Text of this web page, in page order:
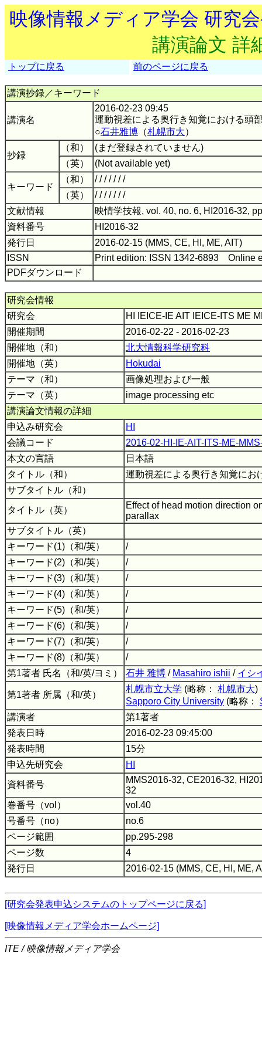
映像情報メディア学会 研究
講演論文 詳
トップに戻る 前のページに戻る
講演抄録／キーワード
講演名
2016-02-23 09:45
運動視差による奥行き知覚における頭
○石井雅博 （札幌市大）
抄録
（和）
(まだ登録されていません)
（英）
(Not available yet)
キーワード
（和）
/ / / / / / /
（英）
/ / / / / / /
文献情報
映情学技報, vol. 40, no. 6, HI2016-32,
資料番号
HI2016-32
発行日
2016-02-15 (MMS, CE, HI, ME, AIT)
ISSN
Print edition: ISSN 1342-6893 Online
PDFダウンロード
研究会情報
研究会
HI IEICE-IE AIT IEICE-ITS ME
開催期間
2016-02-22 - 2016-02-23
開催地（和）
北大情報科学研究科
開催地（英）
Hokudai
テーマ（和）
画像処理および一般
テーマ（英）
image processing etc
講演論文情報の詳細
申込み研究会
HI
会議コード
2016-02-HI-IE-AIT-ITS-ME-
本文の言語
日本語
タイトル（和）
運動視差による奥行き知覚に
サブタイトル（和）
タイトル（英）
Effect of head motion direction
parallax
サブタイトル（英）
キーワード(1)（和/英）
/
キーワード(2)（和/英）
/
キーワード(3)（和/英）
/
キーワード(4)（和/英）
/
キーワード(5)（和/英）
/
キーワード(6)（和/英）
/
キーワード(7)（和/英）
/
キーワード(8)（和/英）
/
第1著者 氏名（和/英/ヨミ）
石井 雅博 / Masahiro ishii / イシ
第1著者 所属（和/英）
札幌市立大学 (略称： 札幌市大)
Sapporo City University (略称：
講演者
第1著者
発表日時
2016-02-23 09:45:00
発表時間
15分
申込先研究会
HI
資料番号
MMS2016-32, CE2016-32,
32
巻番号（vol）
vol.40
号番号（no）
no.6
ページ範囲
pp.295-298
ページ数
4
発行日
2016-02-15 (MMS, CE, HI, ME,
[研究会発表申込システムのトップページに戻る]
[映像情報メディア学会ホームページ]
ITE / 映像情報メディア学会